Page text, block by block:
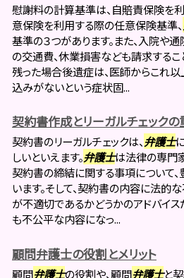
慰謝料の計算基準は、自賠責保険を
意保険を利用する際の任意保険基準、
基準の３つがあります。また、入院や
の交通費、休業損害なども請求する
残った場合後遺症は、医師からこれ
込みがないという症状固...
契約書作成とリーガルチェック
契約書のリーガルチェックは、 弁護士
しいといえます。弁護士は法律の専門
契約書の締結に関する事項について
います。そして、契約書の内容に法的
が不適切であるかどうかのアドバイス
も不公平な内容になっ...
顧問弁護士の役割とメリット
顧問弁護士の役割や、顧問弁護士と